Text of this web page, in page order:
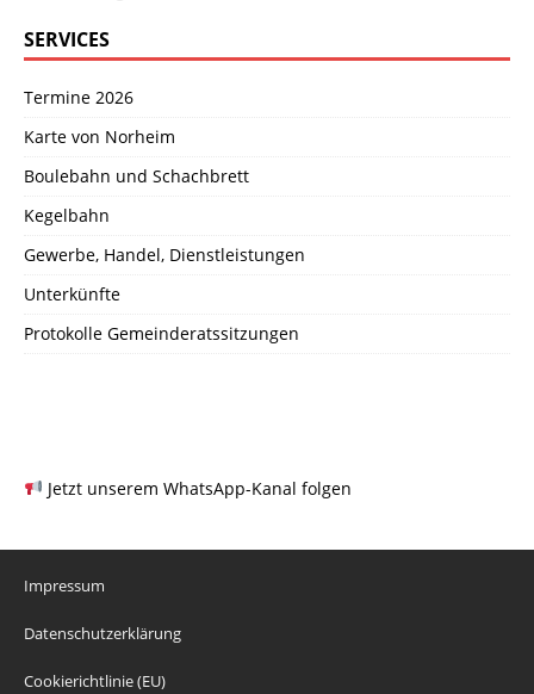
SERVICES
Termine 2026
Karte von Norheim
Boulebahn und Schachbrett
Kegelbahn
Gewerbe, Handel, Dienstleistungen
Unterkünfte
Protokolle Gemeinderatssitzungen
Jetzt unserem WhatsApp-Kanal folgen
Impressum
Datenschutzerklärung
Cookierichtlinie (EU)